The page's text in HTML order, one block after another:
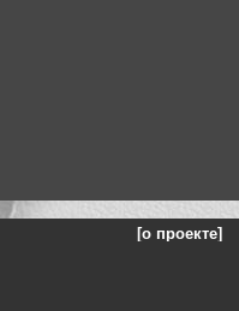
[о проекте]